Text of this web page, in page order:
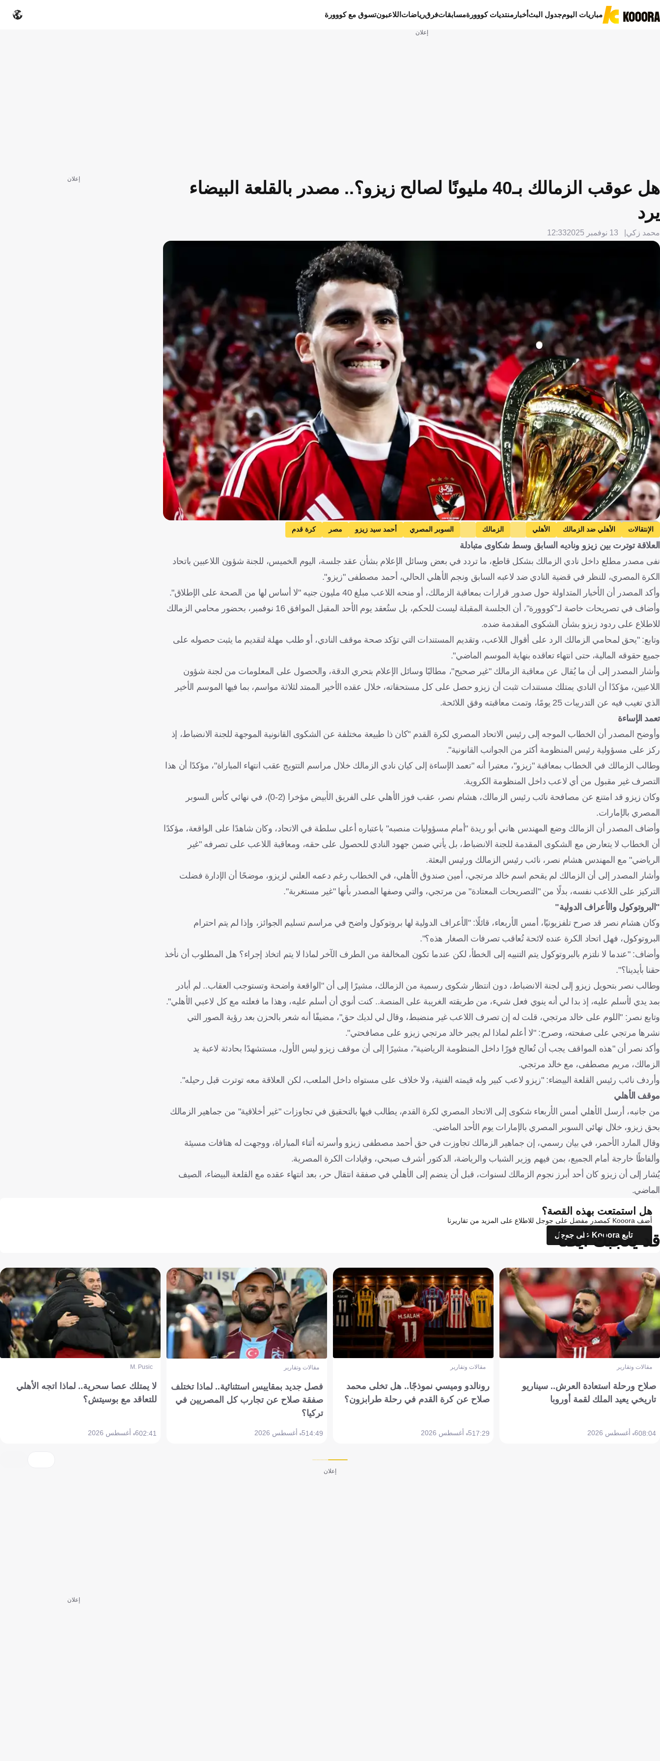
مباريات اليومجدول البثأخبار منتديات كووورةمسابقاتفرقرياضات اللاعبونتسوق مع كووورة
إعلان
هل عوقب الزمالك بـ40 مليونًا لصالح زيزو؟.. مصدر بالقلعة البيضاء
يرد
محمد زكي 13 نوفمبر 2025 12:33
Al Ahly media
الإنتقالات الأهلي ضد الزمالك الأهلي الزمالك السوبر المصري أحمد سيد زيزو مصر كرة قدم
العلاقة توترت بين زيزو وناديه السابق وسط شكاوى متبادلة
نفى مصدر مطلع داخل نادي الزمالك بشكل قاطع، ما تردد في بعض وسائل الإعلام بشأن عقد جلسة، اليوم الخميس، للجنة شؤون اللاعبين باتحاد
الكرة المصري، للنظر في قضية النادي ضد لاعبه السابق ونجم الأهلي الحالي، أحمد مصطفى "زيزو".
وأكد المصدر أن الأخبار المتداولة حول صدور قرارات بمعاقبة الزمالك، أو منحه اللاعب مبلغ 40 مليون جنيه "لا أساس لها من الصحة على الإطلاق".
وأضاف في تصريحات خاصة لـ"كووورة"، أن الجلسة المقبلة ليست للحكم، بل ستُعقد يوم الأحد المقبل الموافق 16 نوفمبر، بحضور محامي الزمالك
للاطلاع على ردود زيزو بشأن الشكوى المقدمة ضده.
وتابع: "يحق لمحامي الزمالك الرد على أقوال اللاعب، وتقديم المستندات التي تؤكد صحة موقف النادي، أو طلب مهلة لتقديم ما يثبت حصوله على
جميع حقوقه المالية، حتى انتهاء تعاقده بنهاية الموسم الماضي".
وأشار المصدر إلى أن ما يُقال عن معاقبة الزمالك "غير صحيح"، مطالبًا وسائل الإعلام بتحري الدقة، والحصول على المعلومات من لجنة شؤون
اللاعبين، مؤكدًا أن النادي يمتلك مستندات تثبت أن زيزو حصل على كل مستحقاته، خلال عقده الأخير الممتد لثلاثة مواسم، بما فيها الموسم الأخير
الذي تغيب فيه عن التدريبات 25 يومًا، وتمت معاقبته وفق اللائحة.
تعمد الإساءة
وأوضح المصدر أن الخطاب الموجه إلى رئيس الاتحاد المصري لكرة القدم "كان ذا طبيعة مختلفة عن الشكوى القانونية الموجهة للجنة الانضباط، إذ
ركز على مسؤولية رئيس المنظومة أكثر من الجوانب القانونية".
وطالب الزمالك في الخطاب بمعاقبة "زيزو"، معتبرا أنه "تعمد الإساءة إلى كيان نادي الزمالك خلال مراسم التتويج عقب انتهاء المباراة"، مؤكدًا أن هذا
التصرف غير مقبول من أي لاعب داخل المنظومة الكروية.
وكان زيزو قد امتنع عن مصافحة نائب رئيس الزمالك، هشام نصر، عقب فوز الأهلي على الفريق الأبيض مؤخرا (2-0)، في نهائي كأس السوبر
المصري بالإمارات.
وأضاف المصدر أن الزمالك وضع المهندس هاني أبو ريدة "أمام مسؤوليات منصبه" باعتباره أعلى سلطة في الاتحاد، وكان شاهدًا على الواقعة، مؤكدًا
أن الخطاب لا يتعارض مع الشكوى المقدمة للجنة الانضباط، بل يأتي ضمن جهود النادي للحصول على حقه، ومعاقبة اللاعب على تصرفه "غير
الرياضي" مع المهندس هشام نصر، نائب رئيس الزمالك ورئيس البعثة.
وأشار المصدر إلى أن الزمالك لم يقحم اسم خالد مرتجي، أمين صندوق الأهلي، في الخطاب رغم دعمه العلني لزيزو، موضحًا أن الإدارة فضلت
التركيز على اللاعب نفسه، بدلًا من "التصريحات المعتادة" من مرتجي، والتي وصفها المصدر بأنها "غير مستغربة".
"البروتوكول والأعراف الدولية"
وكان هشام نصر قد صرح تلفزيونيًا، أمس الأربعاء، قائلًا: "الأعراف الدولية لها بروتوكول واضح في مراسم تسليم الجوائز، وإذا لم يتم احترام
البروتوكول، فهل اتحاد الكرة عنده لائحة تُعاقب تصرفات الصغار هذه؟".
وأضاف: "عندما لا نلتزم بالبروتوكول يتم التنبيه إلى الخطأ، لكن عندما تكون المخالفة من الطرف الآخر لماذا لا يتم اتخاذ إجراء؟ هل المطلوب أن نأخذ
حقنا بأيدينا؟".
وطالب نصر بتحويل زيزو إلى لجنة الانضباط، دون انتظار شكوى رسمية من الزمالك، مشيرًا إلى أن "الواقعة واضحة وتستوجب العقاب.. لم أبادر
بمد يدي لأسلم عليه، إذ بدا لي أنه ينوي فعل شيء، من طريقته الغريبة على المنصة.. كنت أنوي أن أسلم عليه، وهذا ما فعلته مع كل لاعبي الأهلي".
وتابع نصر: "اللوم على خالد مرتجي، قلت له إن تصرف اللاعب غير منضبط، وقال لي لديك حق"، مضيفًا أنه شعر بالحزن بعد رؤية الصور التي
نشرها مرتجي على صفحته، وصرح: "لا أعلم لماذا لم يجبر خالد مرتجي زيزو على مصافحتي".
وأكد نصر أن "هذه المواقف يجب أن تُعالج فورًا داخل المنظومة الرياضية"، مشيرًا إلى أن موقف زيزو ليس الأول، مستشهدًا بحادثة لاعبة يد
الزمالك، مريم مصطفى، مع خالد مرتجي.
وأردف نائب رئيس القلعة البيضاء: "زيزو لاعب كبير وله قيمته الفنية، ولا خلاف على مستواه داخل الملعب، لكن العلاقة معه توترت قبل رحيله".
موقف الأهلي
من جانبه، أرسل الأهلي أمس الأربعاء شكوى إلى الاتحاد المصري لكرة القدم، يطالب فيها بالتحقيق في تجاوزات "غير أخلاقية" من جماهير الزمالك
بحق زيزو، خلال نهائي السوبر المصري بالإمارات يوم الأحد الماضي.
وقال المارد الأحمر، في بيان رسمي، إن جماهير الزمالك تجاوزت في حق أحمد مصطفى زيزو وأسرته أثناء المباراة، ووجهت له هتافات مسيئة
وألفاظًا خارجة أمام الجميع، بمن فيهم وزير الشباب والرياضة، الدكتور أشرف صبحي، وقيادات الكرة المصرية.
يُشار إلى أن زيزو كان أحد أبرز نجوم الزمالك لسنوات، قبل أن ينضم إلى الأهلي في صفقة انتقال حر، بعد انتهاء عقده مع القلعة البيضاء، الصيف
الماضي.
إعلان
هل استمتعت بهذه القصة؟
أضف Kooora كمصدر مفضل على جوجل للاطلاع على المزيد من تقاريرنا
تابع Kooora على جوجل
قد يعجبك أيضاً
مقالات وتقارير
صلاح ورحلة استعادة العرش.. سيناريو
تاريخي يعيد الملك لقمة أوروبا
08:046 أغسطس 2026
مقالات وتقارير
رونالدو وميسي نموذجًا.. هل تخلى محمد
صلاح عن كرة القدم في رحلة طرابزون؟
17:295 أغسطس 2026
مقالات وتقارير
فصل جديد بمقاييس استثنائية.. لماذا تختلف
صفقة صلاح عن تجارب كل المصريين في
تركيا؟
14:495 أغسطس 2026
M. Pusic
لا يمتلك عصا سحرية.. لماذا اتجه الأهلي
للتعاقد مع بوسيتش؟
02:416 أغسطس 2026
إعلان
إعلان